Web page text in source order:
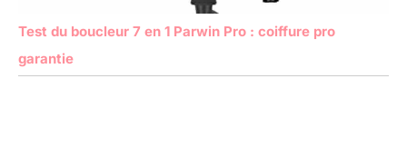
Test du boucleur 7 en 1 Parwin Pro : coiffure pro
garantie